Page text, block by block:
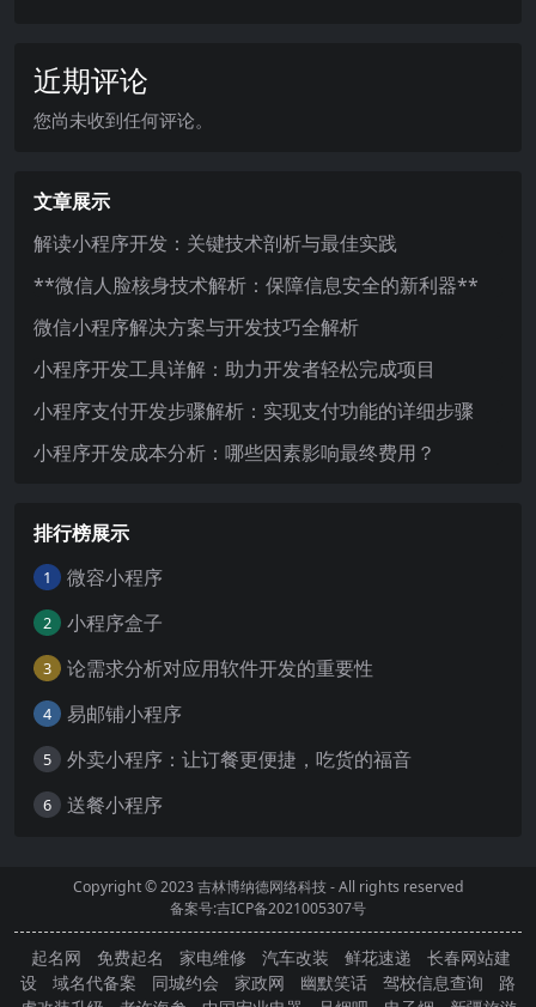
近期评论
您尚未收到任何评论。
文章展示
解读小程序开发：关键技术剖析与最佳实践
**微信人脸核身技术解析：保障信息安全的新利器**
微信小程序解决方案与开发技巧全解析
小程序开发工具详解：助力开发者轻松完成项目
小程序支付开发步骤解析：实现支付功能的详细步骤
小程序开发成本分析：哪些因素影响最终费用？
排行榜展示
1 微容小程序
2 小程序盒子
3 论需求分析对应用软件开发的重要性
4 易邮铺小程序
5 外卖小程序：让订餐更便捷，吃货的福音
6 送餐小程序
Copyright © 2023吉林博纳德网络科技- All rights reserved
备案号:吉ICP备2021005307号
起名网 免费起名 家电维修 汽车改装 鲜花速递
长春网站建
设
域名代备案 同城约会 家政网 幽默笑话 驾校信息查询
路